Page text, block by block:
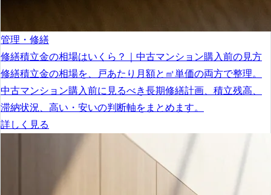
管理・修繕
修繕積立金の相場はいくら？｜中古マンション購入前の見方
修繕積立金の相場を、戸あたり月額と㎡単価の両方で整理。
中古マンション購入前に見るべき長期修繕計画、積立残高、
滞納状況、高い・安いの判断軸をまとめます。
詳しく見る